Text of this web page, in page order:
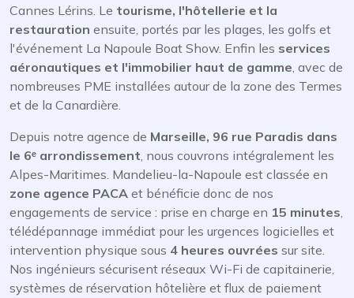
Cannes Lérins. Le tourisme, l'hôtellerie et la
restauration ensuite, portés par les plages, les golfs et
l'événement La Napoule Boat Show. Enfin les services
aéronautiques et l'immobilier haut de gamme, avec de
nombreuses PME installées autour de la zone des Termes
et de la Canardière.
Depuis notre agence de Marseille, 96 rue Paradis dans
le 6ᵉ arrondissement, nous couvrons intégralement les
Alpes-Maritimes. Mandelieu-la-Napoule est classée en
zone agence PACA et bénéficie donc de nos
engagements de service : prise en charge en 15 minutes,
télédépannage immédiat pour les urgences logicielles et
intervention physique sous 4 heures ouvrées sur site.
Nos ingénieurs sécurisent réseaux Wi-Fi de capitainerie,
systèmes de réservation hôtelière et flux de paiement